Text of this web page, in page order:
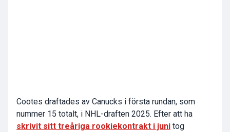
Cootes draftades av Canucks i första rundan, som
nummer 15 totalt, i NHL-draften 2025. Efter att ha
skrivit sitt treåriga rookiekontrakt i juni tog